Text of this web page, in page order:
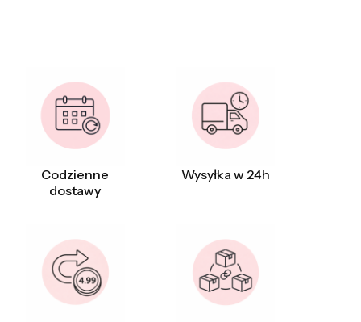
Codzienne
dostawy
Wysyłka w 24h